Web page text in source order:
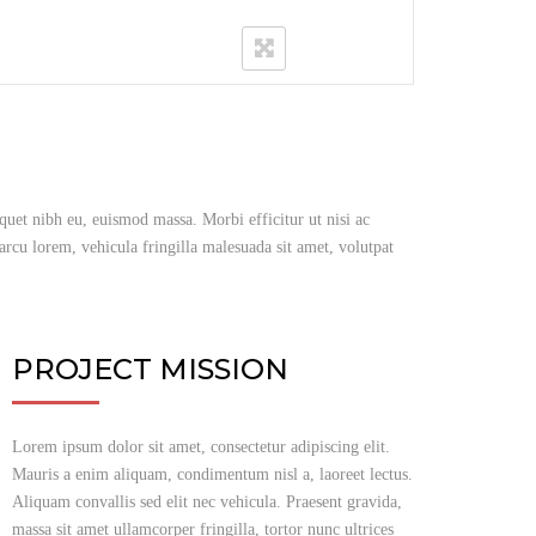
nibh eu, euismod massa. Morbi efficitur ut nisi ac
lorem, vehicula fringilla malesuada sit amet, volutpat
PROJECT MISSION
Lorem ipsum dolor sit amet, consectetur adipiscing elit.
Mauris a enim aliquam, condimentum nisl a, laoreet lectus.
Aliquam convallis sed elit nec vehicula. Praesent gravida,
massa sit amet ullamcorper fringilla, tortor nunc ultrices